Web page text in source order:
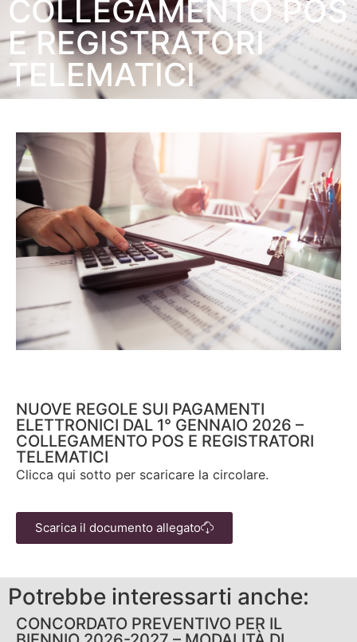
COLLEGAMENTO POS
E REGISTRATORI
TELEMATICI
NUOVE REGOLE SUI PAGAMENTI
ELETTRONICI DAL 1° GENNAIO 2026 –
COLLEGAMENTO POS E REGISTRATORI
TELEMATICI
Clicca qui sotto per scaricare la circolare.
Scarica il documento allegato
Potrebbe interessarti anche:
CONCORDATO PREVENTIVO PER IL